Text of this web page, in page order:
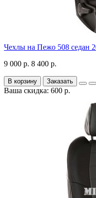
Чехлы на Пежо 508 седан
9 000 р. 8 400 р.
В корзину Заказать
Ваша скидка: 600 р.